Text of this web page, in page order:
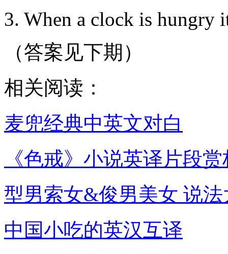
3. When a clock is hungry
（答案见下期）
相关阅读：
麦兜经典中英文对白
《色戒》小说英译片段赏
型男索女&俊男美女 说法
中国小吃的英汉互译